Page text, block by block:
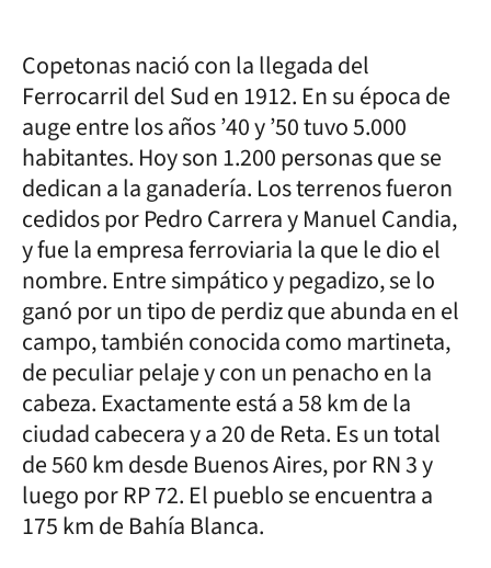
Copetonas nació con la llegada del
Ferrocarril del Sud en 1912. En su época de
auge entre los años ’40 y ’50 tuvo 5.000
habitantes. Hoy son 1.200 personas que se
dedican a la ganadería. Los terrenos fueron
cedidos por Pedro Carrera y Manuel Candia,
y fue la empresa ferroviaria la que le dio el
nombre. Entre simpático y pegadizo, se lo
ganó por un tipo de perdiz que abunda en el
campo, también conocida como martineta,
de peculiar pelaje y con un penacho en la
cabeza. Exactamente está a 58 km de la
ciudad cabecera y a 20 de Reta. Es un total
de 560 km desde Buenos Aires, por RN 3 y
luego por RP 72. El pueblo se encuentra a
175 km de Bahía Blanca.